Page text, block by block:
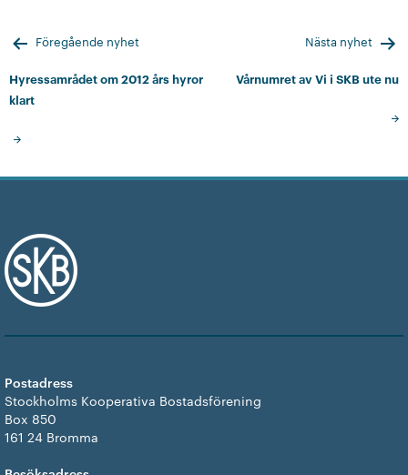
Inläggsnavigering
Föregående nyhet
Hyressamrådet om 2012 års hyror
klart
Nästa nyhet
Vårnumret av Vi i SKB ute nu
Postadress
Stockholms Kooperativa Bostadsförening
Box 850
161 24 Bromma